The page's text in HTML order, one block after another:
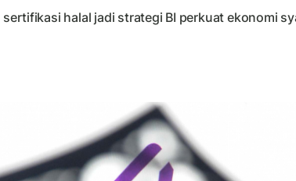
halal jadi strategi BI perkuat ekonomi